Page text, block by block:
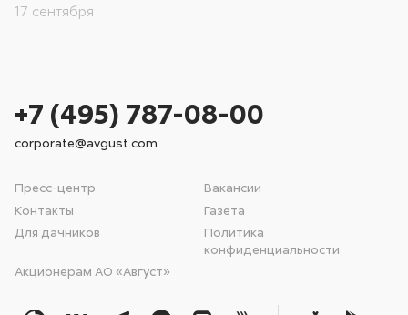
17 сентября
Пресс-центр
Вакансии
Контакты
Газета
Для дачников
Политика
конфиденциальности
Акционерам АО «Август»
+7 (495) 787-08-00
corporate@avgust.com